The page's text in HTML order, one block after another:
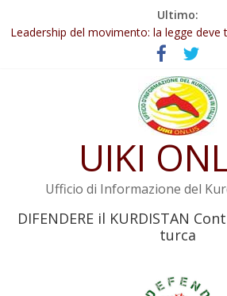
Ultimo:
Abdullah Öcalan: Le legge negativa deve
legge positiva
Leadership del movimento: la legge deve
Commissione donne del KNK: Şengal è
Non tenere conto della situazione di
Il KNK chiede un’azione internazionale
UIKI
Ufficio di Informazione del
DIFENDERE il KURDISTAN
turca